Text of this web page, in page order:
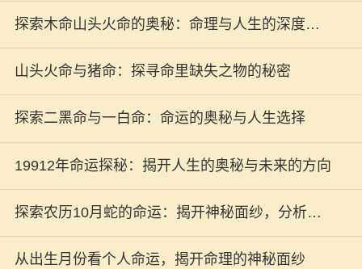
探索木命山头火命的奥秘：命理与人生的深度解
析
山头火命与猪命：探寻命里缺失之物的秘密
探索二黑命与一白命：命运的奥秘与人生选择
19912年命运探秘：揭开人生的奥秘与未来的方向
探索农历10月蛇的命运：揭开神秘面纱，分析命
理奥秘
从出生月份看个人命运，揭开命理的神秘面纱